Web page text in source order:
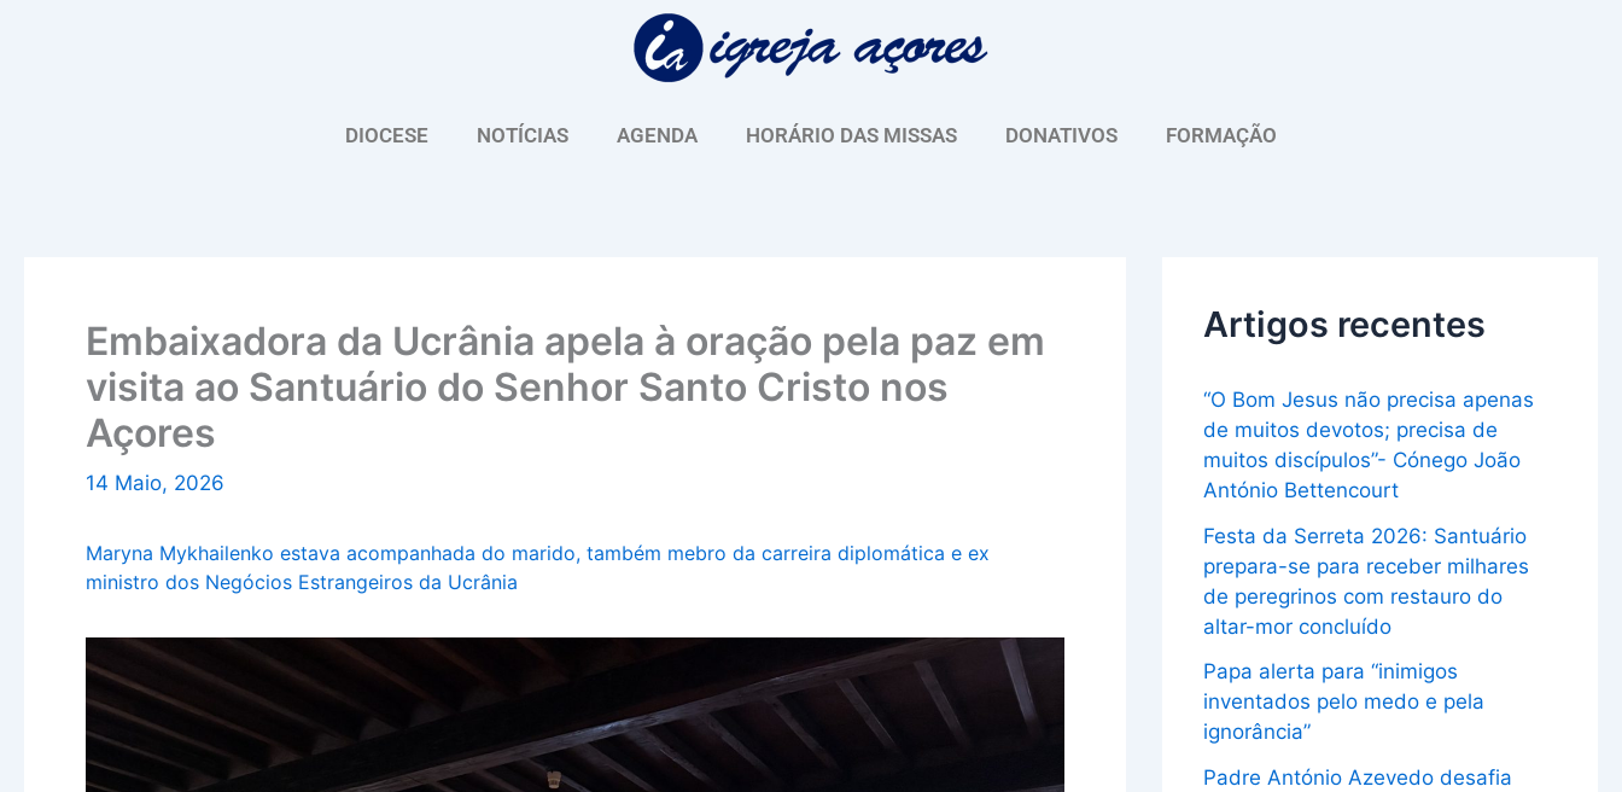
DIOCESE NOTÍCIAS AGENDA HORÁRIO DAS MISSAS DONATIVOS FORMAÇÃO
Embaixadora da Ucrânia apela à oração pela paz em
visita ao Santuário do Senhor Santo Cristo nos
Açores
14 Maio, 2026
Maryna Mykhailenko estava acompanhada do marido, também mebro da carreira diplomática e ex
ministro dos Negócios Estrangeiros da Ucrânia
Artigos recentes
“O Bom Jesus não precisa apenas
de muitos devotos; precisa de
muitos discípulos”- Cónego João
António Bettencourt
Festa da Serreta 2026: Santuário
prepara-se para receber milhares
de peregrinos com restauro do
altar-mor concluído
Papa alerta para “inimigos
inventados pelo medo e pela
ignorância”
Padre António Azevedo desafia
u